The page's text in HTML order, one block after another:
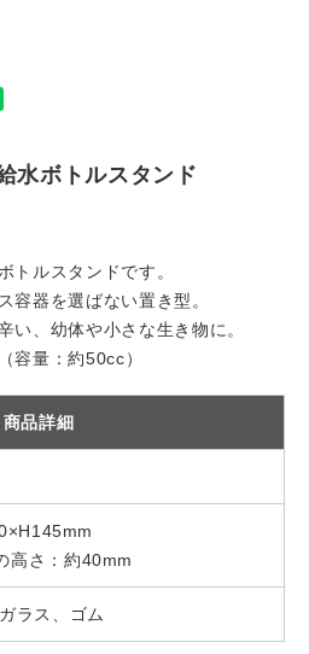
水ボトルスタンド
トルスタンドです。
容器を選ばない置き型。
い、幼体や小さな生き物に。
容量：約50cc）
商品詳細
高さ：約40mm
ラス、ゴム